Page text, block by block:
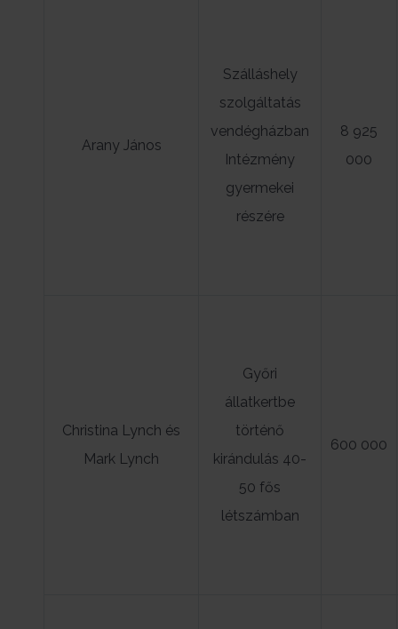
Arany János
Szálláshely
szolgáltatás
vendégházban
Intézmény
gyermekei
részére
8 925
000
Christina Lynch és
Mark Lynch
Győri
állatkertbe
történő
kirándulás 40-
50 fős
létszámban
600 000